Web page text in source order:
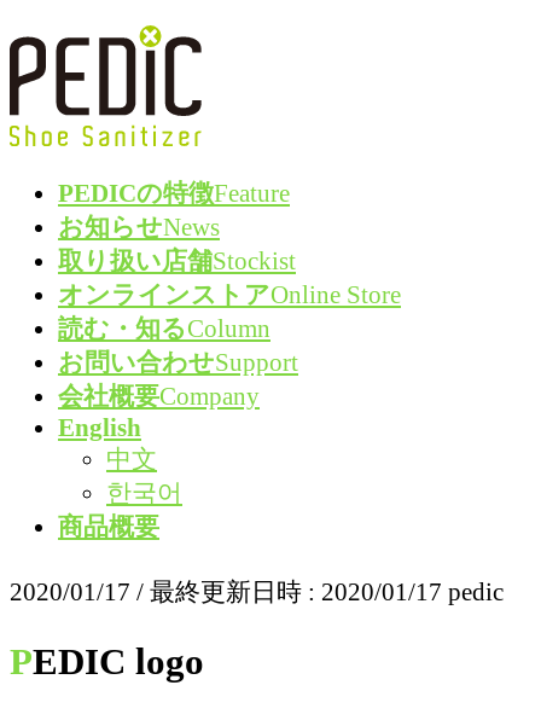
コ
ン
テ
ン
ナ
ビ
ゲ
ー
PEDICの特徴Feature
お知らせNews
取り扱い店舗Stockist
オンラインストアOnline Store
読む・知るColumn
お問い合わせSupport
会社概要Company
English
中文
한국어
商品概要
2020/01/17 / 最終更新日時 : 2020/01/17 pedic
PEDIC logo